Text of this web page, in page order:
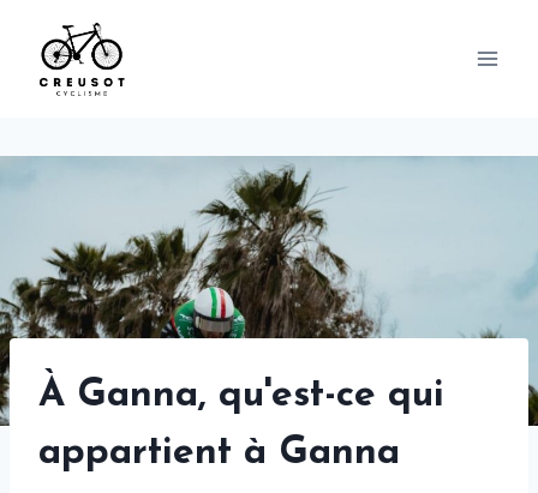
content
À Ganna, qu'est-ce qui
appartient à Ganna